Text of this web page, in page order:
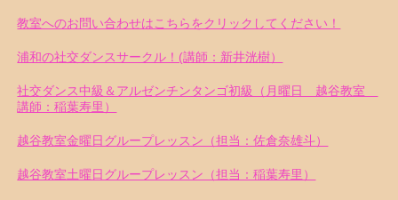
教室へのお問い合わせはこちらをクリックしてください！
浦和の社交ダンスサークル！(講師：新井洸樹）
社交ダンス中級＆アルゼンチンタンゴ初級（月曜日 越谷教室
講師：稲葉寿里）
越谷教室金曜日グループレッスン（担当：佐倉奈雄斗）
越谷教室土曜日グループレッスン（担当：稲葉寿里）